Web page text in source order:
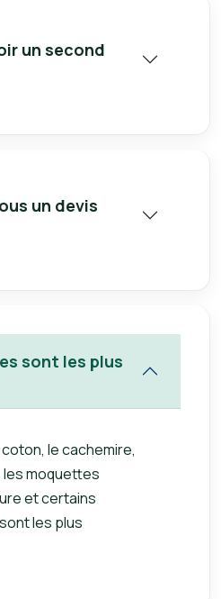
un second
un devis
sont les plus
coton, le cachemire,
moquettes
et certains
les plus